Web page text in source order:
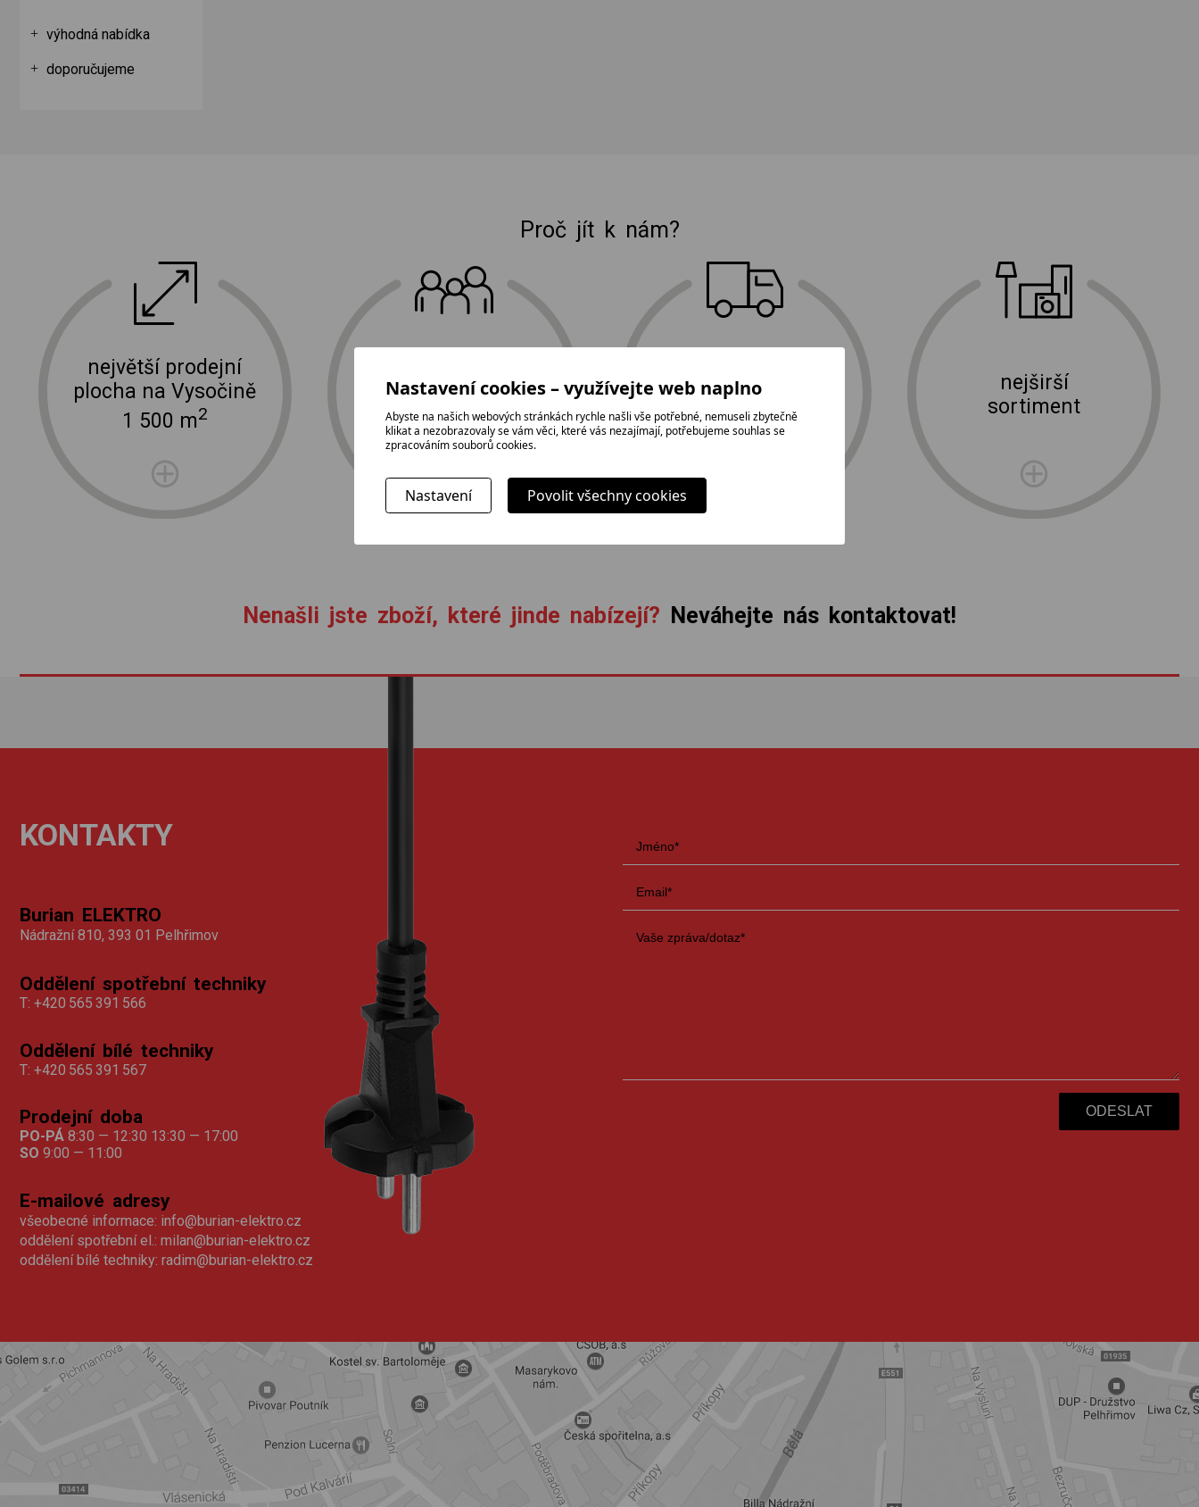
výhodná nabídka
doporučujeme
Proč jít k nám?
největší prodejní
plocha na Vysočině
1 500 m2
tradice,
rodinná firma
a profesionální
instalace zdarma
doprava a instalace elektro zařízení
nejširší
sortiment
E-shop Elektro Burian
Nenašli jste zboží, které jinde nabízejí? Neváhejte nás kontaktovat!
KONTAKTY
Burian ELEKTRO
Nádražní 810, 393 01 Pelhřimov
Oddělení spotřební techniky
T: +420 565 391 566
Oddělení bílé techniky
T: +420 565 391 567
Prodejní doba
PO-PÁ 8:30 — 12:30 13:30 — 17:00
SO 9:00 — 11:00
E-mailové adresy
všeobecné informace: info@burian-elektro.cz
oddělení spotřební el.: milan@burian-elektro.cz
oddělení bílé techniky: radim@burian-elektro.cz
Nastavení cookies – využívejte web naplno
Abyste na našich webových stránkách rychle našli vše potřebné, nemuseli zbytečně
klikat a nezobrazovaly se vám věci, které vás nezajímají, potřebujeme souhlas se
zpracováním souborů cookies.
Nastavení Povolit všechny cookies